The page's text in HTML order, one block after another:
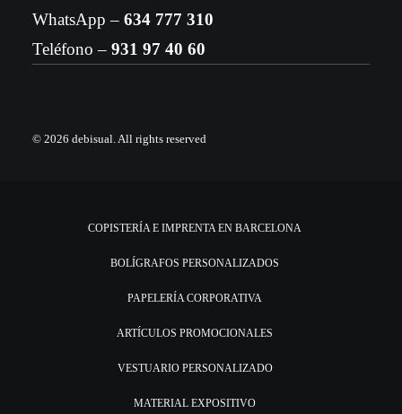
WhatsApp – 634 777 310
Teléfono – 931 97 40 60
© 2026 debisual.All rights reserved
COPISTERÍA E IMPRENTA EN BARCELONA
BOLÍGRAFOS PERSONALIZADOS
PAPELERÍA CORPORATIVA
ARTÍCULOS PROMOCIONALES
VESTUARIO PERSONALIZADO
MATERIAL EXPOSITIVO